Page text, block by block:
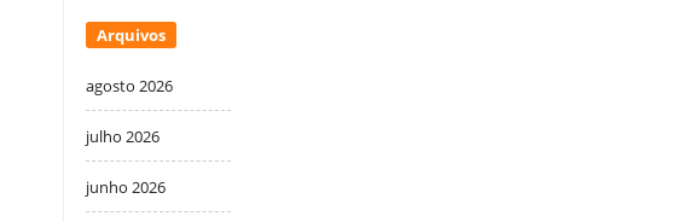
Arquivos
agosto 2026
julho 2026
junho 2026